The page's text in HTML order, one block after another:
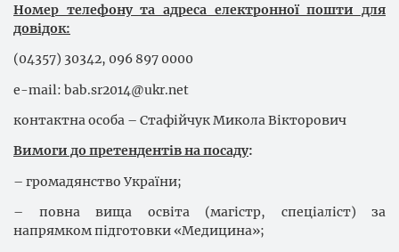
Номер телефону та адреса електронної пошти для
довідок:
(04357) 30342, 096 897 0000
e-mail: bab.sr2014@ukr.net
контактна особа – Стафійчук Микола Вікторович
Вимоги до претендентів на посаду:
– громадянство України;
– повна вища освіта (магістр, спеціаліст) за
напрямком підготовки «Медицина»;